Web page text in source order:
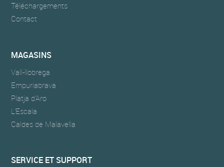
Téléchargements
Contact
MAGASINS
Vall-llobrega
Empuriabrava
Platja d'Aro
L'Escala
Caldes de Malavella
SERVICE ET SUPPORT